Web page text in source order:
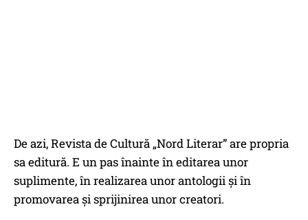
De azi, Revista de Cultură „Nord Literar” are propria
sa editură. E un pas înainte în editarea unor
suplimente, în realizarea unor antologii și în
promovarea și sprijinirea unor creatori.